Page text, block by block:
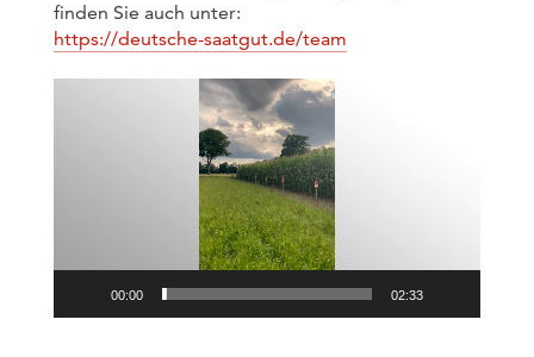
finden Sie auch unter:
https://deutsche-saatgut.de/team
00:00 02:33